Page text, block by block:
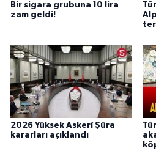
Bir sigara grubuna 10 lira
zam geldi!
2026 Yüksek Askerî Şûra
kararları açıklandı